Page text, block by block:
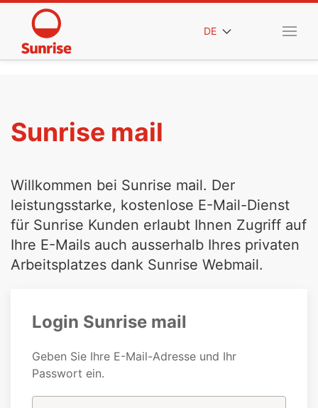
DE
Sunrise mail
Willkommen bei Sunrise mail. Der
leistungsstarke, kostenlose E-Mail-Dienst
für Sunrise Kunden erlaubt Ihnen Zugriff auf
Ihre E-Mails auch ausserhalb Ihres privaten
Arbeitsplatzes dank Sunrise Webmail.
Login Sunrise mail
Geben Sie Ihre E-Mail-Adresse und Ihr
Passwort ein.